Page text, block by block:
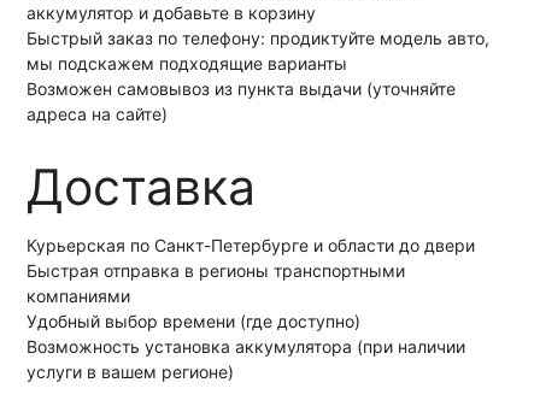
аккумулятор и добавьте в корзину
Быстрый заказ по телефону: продиктуйте модель авто,
мы подскажем подходящие варианты
Возможен самовывоз из пункта выдачи (уточняйте
адреса на сайте)
Доставка
Курьерская по Санкт-Петербурге и области до двери
Быстрая отправка в регионы транспортными
компаниями
Удобный выбор времени (где доступно)
Возможность установка аккумулятора (при наличии
услуги в вашем регионе)